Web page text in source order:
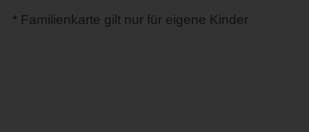
* Familienkarte gilt nur für eigene Kinder